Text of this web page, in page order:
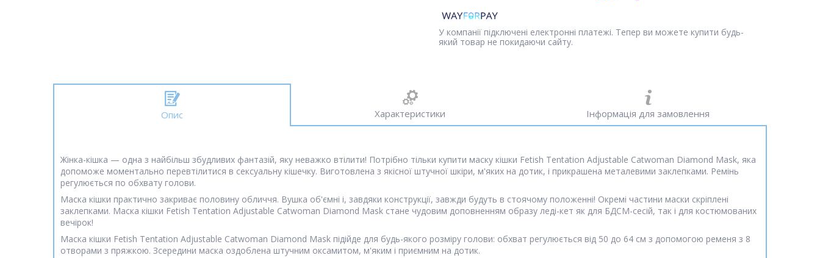
У компанії підключені електронні платежі. Тепер ви можете купити будь-
який товар не покидаючи сайту.
Опис Характеристики Інформація для замовлення
Жінка-кішка — одна з найбільш збудливих фантазій, яку неважко втілити! Потрібно тільки купити маску кішки Fetish Tentation Adjustable Catwoman Diamond Mask, яка
допоможе моментально перевтілитися в сексуальну кішечку. Виготовлена з якісної штучної шкіри, м'яких на дотик, і прикрашена металевими заклепками. Ремінь
регулюється по обхвату голови.
Маска кішки практично закриває половину обличчя. Вушка об'ємні і, завдяки конструкції, завжди будуть в стоячому положенні! Окремі частини маски скріплені
заклепками. Маска кішки Fetish Tentation Adjustable Catwoman Diamond Mask стане чудовим доповненням образу леді-кет як для БДСМ-сесій, так і для костюмованих
вечірок!
Маска кішки Fetish Tentation Adjustable Catwoman Diamond Mask підійде для будь-якого розміру голови: обхват регулюється від 50 до 64 см з допомогою ременя з 8
отворами з пряжкою. Зсередини маска оздоблена штучним оксамитом, м'яким і приємним на дотик.